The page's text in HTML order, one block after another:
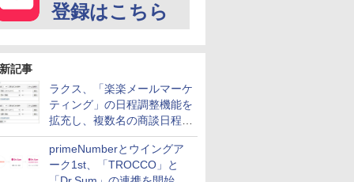
登録はこちら
記事
ラクス、「楽楽メールマーケ
ティング」の日程調整機能を
拡充し、複数名の商談日程調
整を効率化
primeNumberとウイングア
ーク1st、「TROCCO」と